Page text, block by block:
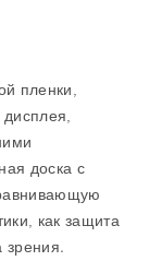
пленки,
дисплея,
доска с
как защита
зрения.